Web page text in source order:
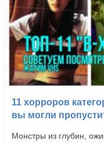
11 хорроров
вы могли
Монстры из глубин,